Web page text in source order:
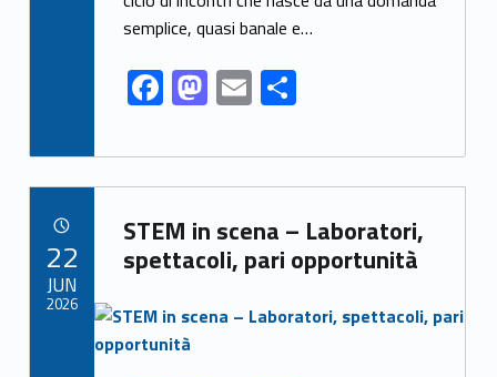
o
k
n
semplice, quasi banale e…
F
ac
e
b
o
o
k
M
as
to
d
o
n
E
m
ai
l
S
ar
e
Link identifier archive #link-archive-53825
STEM in scena – Laboratori,
spettacoli, pari opportunità
Link identifier archive #link-archive-thumb-soap-20613
22
JUN
2026